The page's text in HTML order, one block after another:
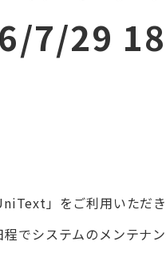
7/29
」をご利用いただき
でシステムのメンテナ